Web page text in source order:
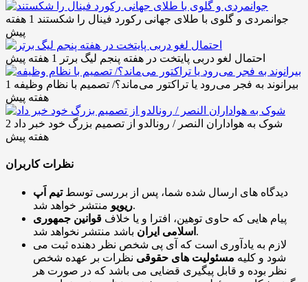
جوانمردی و گلوی با طلای جهانی رکورد فینال را شکستند
1 هفته
پیش
احتمال لغو دربی پایتخت در هفته پنجم لیگ برتر 1 هفته پیش
بیرانوند به فجر می‌رود یا تراکتور می‌ماند؟/ تصمیم با نظام وظیفه 1
هفته پیش
شوک به هواداران النصر / رونالدو از تصمیم بزرگ خود خبر داد 2
هفته پیش
نظرات کاربران
دیدگاه های ارسال شده شما، پس از بررسی توسطتیم اَپ
ریویومنتشر خواهد شد.
پیام هایی که حاوی توهین، افترا و یا خلاف قوانین جمهوری
اسلامی ایران باشد منتشر نخواهد شد.
لازم به یادآوری است که آی پی شخص نظر دهنده ثبت می
شود و کلیه مسئولیت های حقوقی نظرات بر عهده شخص
نظر بوده و قابل پیگیری قضایی می باشد که در صورت هر